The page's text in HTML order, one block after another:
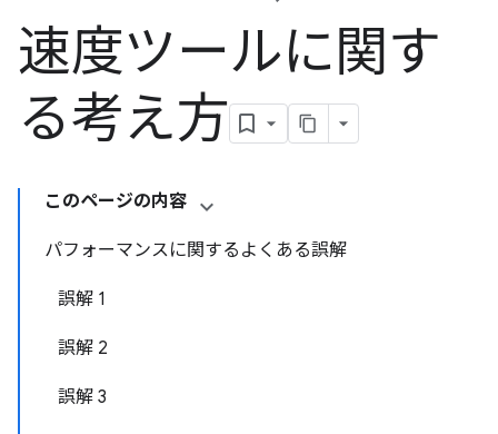
速度ツールに関す
る考え方
このページの内容
パフォーマンスに関するよくある誤解
誤解 1
誤解 2
誤解 3